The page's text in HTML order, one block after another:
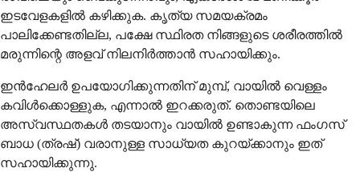
ഇടവേളകളിൽ കഴിക്കുക. കൃത്യ സമയക്രമം
പാലിക്കേണ്ടതില്ല, പക്ഷേ സ്ഥിരത നിങ്ങളുടെ ശരീരത്തിൽ
മരുന്നിന്റെ അളവ് നിലനിർത്താൻ സഹായിക്കും.
ഇൻഹേലർ ഉപയോഗിക്കുന്നതിന് മുമ്പ്, വായിൽ വെള്ളം
കവിൾക്കൊള്ളുക, എന്നാൽ ഇറക്കരുത്. തൊണ്ടയിലെ
അസ്വസ്ഥതകൾ തടയാനും വായിൽ ഉണ്ടാകുന്ന ഫംഗസ്
ബാധ (ത്രഷ്) വരാനുള്ള സാധ്യത കുറയ്ക്കാനും ഇത്
സഹായിക്കുന്നു.